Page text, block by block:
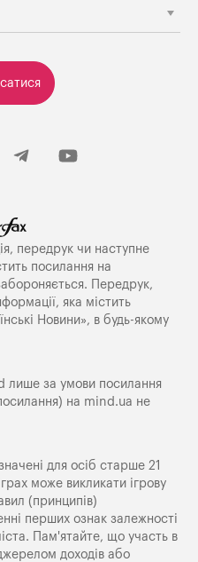
передрук чи наступне
посилання на
Передрук,
яка містить
Новини», в будь-якому
лише за умови посилання
на mind.ua не
для осіб старше 21
може викликати ігрову
(принципів)
перших ознак залежності
Пам'ятайте, що участь в
доходів або